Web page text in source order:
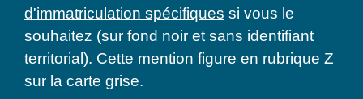
d'immatriculation spécifiques si vous le
souhaitez (sur fond noir et sans identifiant
territorial). Cette mention figure en rubrique Z
sur la carte grise.